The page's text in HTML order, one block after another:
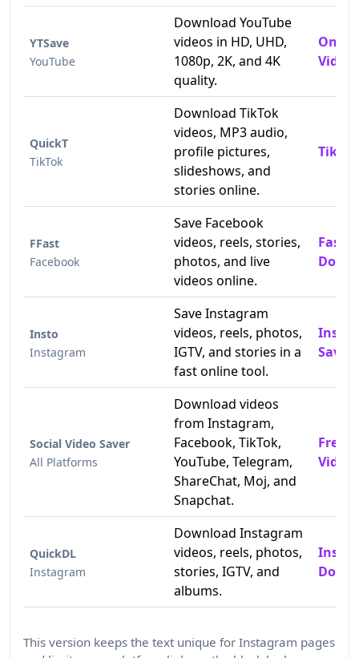
YTSave
YouTube
Download YouTube
videos in HD, UHD,
1080p, 2K, and 4K
quality.
Video
QuickT
TikTok
Download TikTok
videos, MP3 audio,
profile pictures,
slideshows, and
stories online.
FFast
Facebook
Save Facebook
videos, reels, stories,
photos, and live
videos online.
Fast
Insto
Instagram
Save Instagram
videos, reels, photos,
IGTV, and stories in a
fast online tool.
Saver
Social Video Saver
All Platforms
Download videos
from Instagram,
Facebook, TikTok,
YouTube, Telegram,
ShareChat, Moj, and
Snapchat.
Free
Video
QuickDL
Instagram
Download Instagram
videos, reels, photos,
stories, IGTV, and
albums.
This version keeps the text unique for Instagram pages